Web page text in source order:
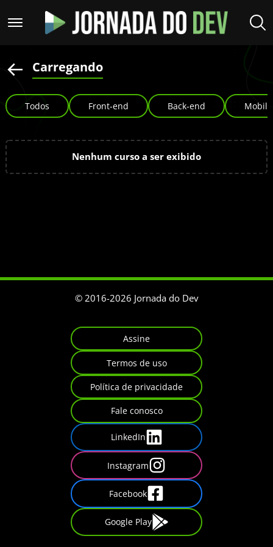
Carregando
Todos Front-end Back-end
Nenhum curso a ser exibido
© 2016-2026 Jornada do Dev
Assine
Termos de uso
Política de privacidade
Fale conosco
LinkedIn
Instagram
Facebook
Google Play